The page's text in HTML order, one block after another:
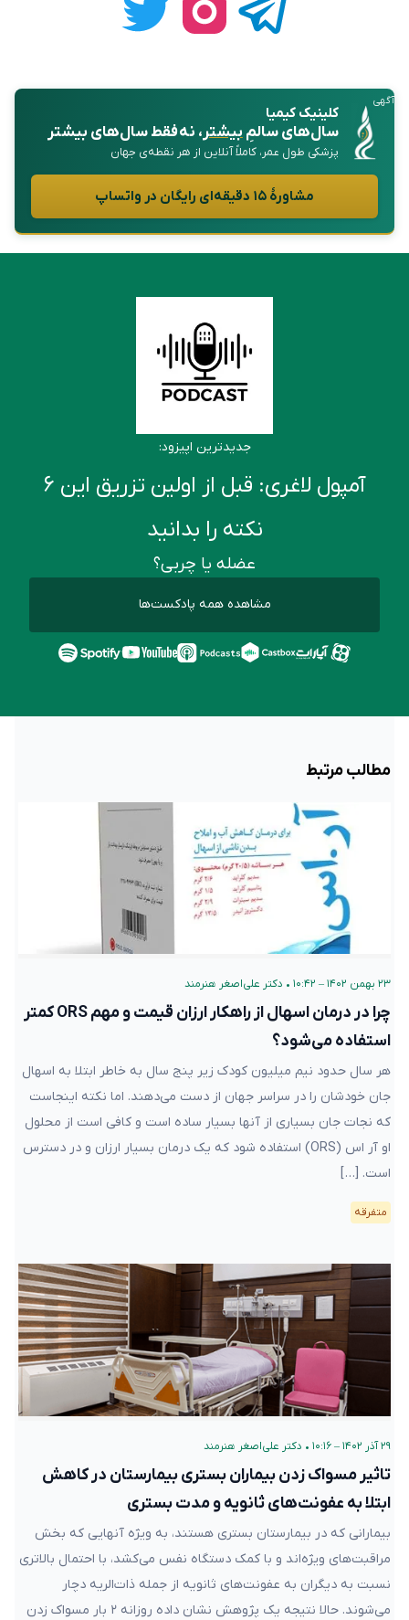
آگهی
کلینیک کیمیا
سال‌های سالمِبیشتر، نه فقط سال‌های بیشتر
پزشکی طول عمر، کاملاً آنلاین از هر نقطه‌ی جهان
مشاورهٔ ۱۵ دقیقه‌ای رایگان در واتساپ
جدیدترین اپیزود:
آمپول لاغری: قبل از اولین تزریق این ۶
نکته را بدانید
عضله یا چربی؟
مشاهده همه پادکست‌ها
مطالب مرتبط
۲۳ بهمن ۱۴۰۲ – ۱۰:۴۲ • دکتر علی‌اصغر هنرمند
چرا در درمان اسهال از راهکار ارزان قیمت و مهم ORS کمتر
استفاده می‌شود؟
هر سال حدود نیم میلیون کودک زیر پنج سال به خاطر ابتلا به اسهال
جان خودشان را در سراسر جهان از دست می‌دهند. اما نکته اینجاست
که نجات جان بسیاری از آنها بسیار ساده‌ است و کافی است از محلول
او آر اس (ORS) استفاده شود که یک درمان بسیار ارزان و در دسترس
است. […]
متفرقه
۲۹ آذر ۱۴۰۲ – ۱۰:۱۶ • دکتر علی‌اصغر هنرمند
تاثیر مسواک زدن بیماران بستری بیمارستان در کاهش
ابتلا به عفونت‌های ثانویه و مدت بستری
بیمارانی که در بیمارستان بستری هستند، به ویژه آنهایی که بخش
مراقبت‌های ویژه‌اند و با کمک دستگاه نفس می‌کشد، با احتمال بالاتری
نسبت به دیگران به عفونت‌های ثانویه از جمله ذات‌الریه دچار
می‌شوند. حالا نتیجه یک پژوهش نشان داده روزانه ۲ بار مسواک زدن